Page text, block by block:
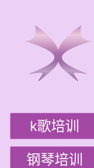
k歌培训
钢琴培训